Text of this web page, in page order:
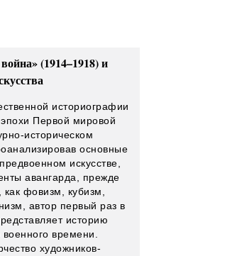
(1914–1918) и
историографии
эпохи Первой мировой
историческом
основные
искусстве,
авангарда, прежде
как фовизм, кубизм,
автор первый раз в
историю
военного времени.
художников-